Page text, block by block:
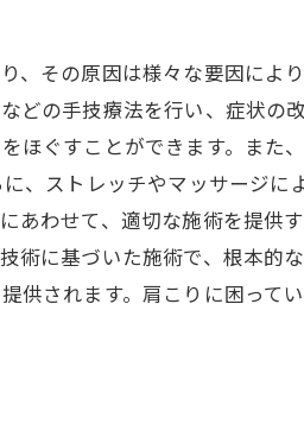
、その原因は様々な要因に
どの手技療法を行い、症状の
ほぐすことができます。ま
、ストレッチやマッサージ
あわせて、適切な施術を提
術に基づいた施術で、根本
供されます。肩こりに困って